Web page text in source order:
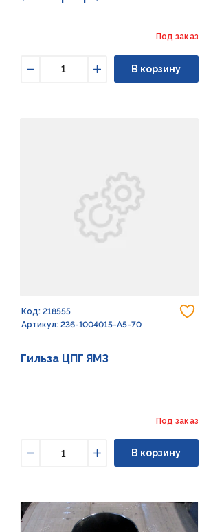
Под заказ
Увеличить
В корзину
Добавить в избранное
Код: 218555
Артикул: 236-1004015-А5-70
Гильза ЦПГ ЯМЗ
Под заказ
Увеличить
В корзину